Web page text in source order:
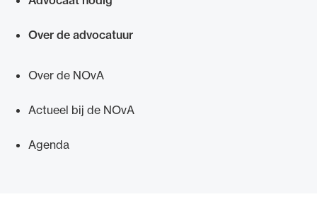
Over de advocatuur
Over de NOvA
Actueel bij de NOvA
Agenda
advocatuur (Roda).